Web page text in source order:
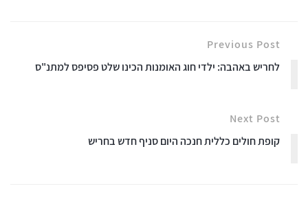
Previous Post
לחריש באהבה: ילדי חוג האומנות הכינו שלט פסיפס למתנ"ס
Next Post
קופת חולים כללית חנכה היום סניף חדש בחריש